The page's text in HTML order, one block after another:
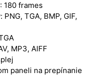
180 frames
TGA, BMP, GIF,
MP3, AIFF
paneli na prepínanie